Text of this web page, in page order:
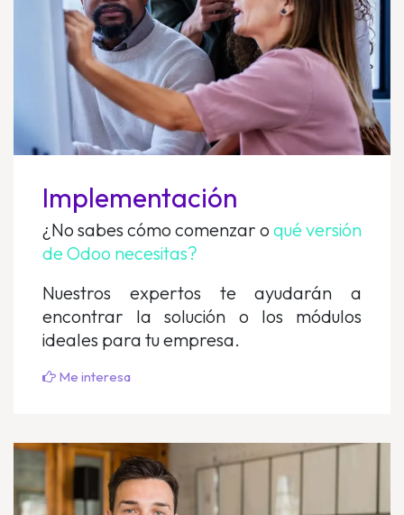
Implementación
¿No sabes cómo comenzar o qué versión
de Odoo necesitas?
Nuestros expertos te ayudarán a
encontrar la solución o los módulos
ideales para tu empresa.
Me interesa